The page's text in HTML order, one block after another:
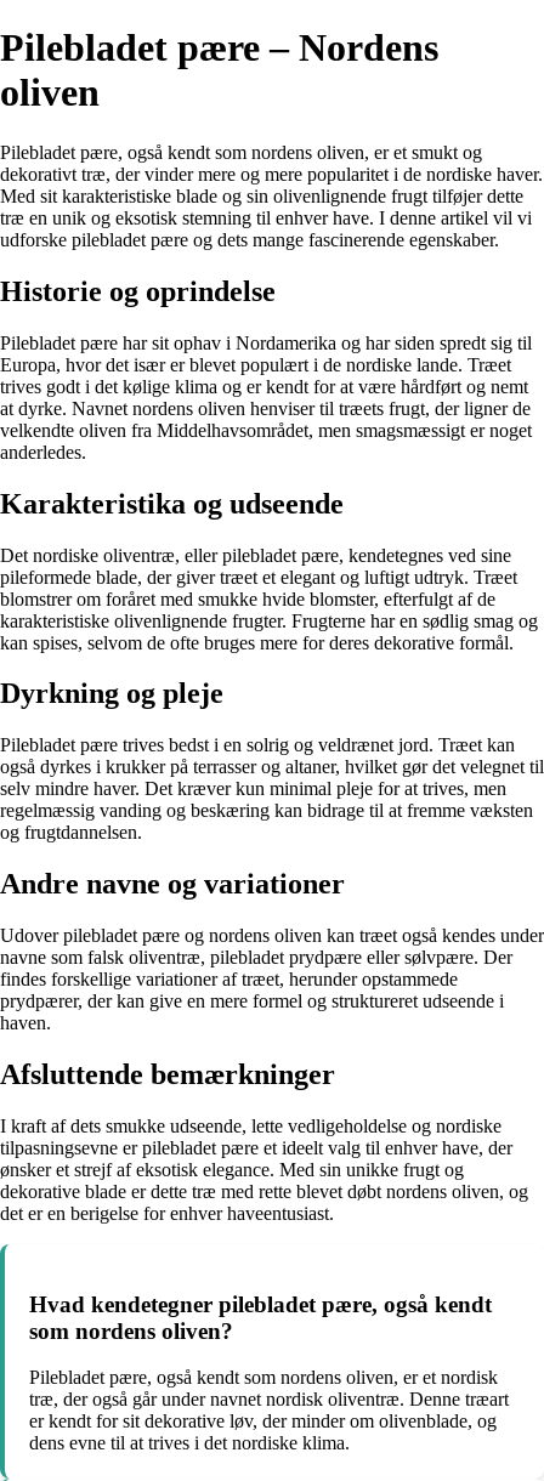
Pilebladet pære – Nordens
oliven
Pilebladet pære, også kendt som nordens oliven, er et smukt og
dekorativt træ, der vinder mere og mere popularitet i de nordiske haver.
Med sit karakteristiske blade og sin olivenlignende frugt tilføjer dette
træ en unik og eksotisk stemning til enhver have. I denne artikel vil vi
udforske pilebladet pære og dets mange fascinerende egenskaber.
Historie og oprindelse
Pilebladet pære har sit ophav i Nordamerika og har siden spredt sig til
Europa, hvor det især er blevet populært i de nordiske lande. Træet
trives godt i det kølige klima og er kendt for at være hårdført og nemt
at dyrke. Navnet nordens oliven henviser til træets frugt, der ligner de
velkendte oliven fra Middelhavsområdet, men smagsmæssigt er noget
anderledes.
Karakteristika og udseende
Det nordiske oliventræ, eller pilebladet pære, kendetegnes ved sine
pileformede blade, der giver træet et elegant og luftigt udtryk. Træet
blomstrer om foråret med smukke hvide blomster, efterfulgt af de
karakteristiske olivenlignende frugter. Frugterne har en sødlig smag og
kan spises, selvom de ofte bruges mere for deres dekorative formål.
Dyrkning og pleje
Pilebladet pære trives bedst i en solrig og veldrænet jord. Træet kan
også dyrkes i krukker på terrasser og altaner, hvilket gør det velegnet til
selv mindre haver. Det kræver kun minimal pleje for at trives, men
regelmæssig vanding og beskæring kan bidrage til at fremme væksten
og frugtdannelsen.
Andre navne og variationer
Udover pilebladet pære og nordens oliven kan træet også kendes under
navne som falsk oliventræ, pilebladet prydpære eller sølvpære. Der
findes forskellige variationer af træet, herunder opstammede
prydpærer, der kan give en mere formel og struktureret udseende i
haven.
Afsluttende bemærkninger
I kraft af dets smukke udseende, lette vedligeholdelse og nordiske
tilpasningsevne er pilebladet pære et ideelt valg til enhver have, der
ønsker et strejf af eksotisk elegance. Med sin unikke frugt og
dekorative blade er dette træ med rette blevet døbt nordens oliven, og
det er en berigelse for enhver haveentusiast.
Hvad kendetegner pilebladet pære, også kendt
som nordens oliven?
Pilebladet pære, også kendt som nordens oliven, er et nordisk
træ, der også går under navnet nordisk oliventræ. Denne træart
er kendt for sit dekorative løv, der minder om olivenblade, og
dens evne til at trives i det nordiske klima.